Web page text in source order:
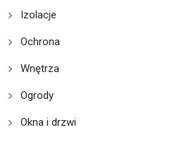
Izolacje
Ochrona
Wnętrza
Ogrody
Okna i drzwi